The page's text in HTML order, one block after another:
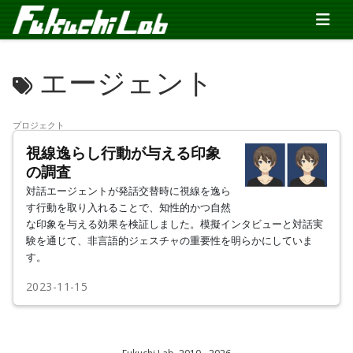
エージェント
プロジェクト
視線逸らし行動が与える印象
の調査
対話エージェントが発話交替時に視線を逸ら
す行動を取り入れることで、知性的かつ自然
な印象を与える効果を検証しました。模擬インタビューと対話実
験を通じて、非言語的ジェスチャの重要性を明らかにしていま
す。
2023-11-15